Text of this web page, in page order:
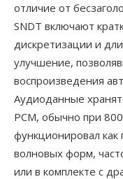
отличие от
SNDT включают
дискретизации и
улучшение,
воспроизведения
Аудиоданные
PCM, обычно при
функционировал
волновых форм,
или в комплекте с